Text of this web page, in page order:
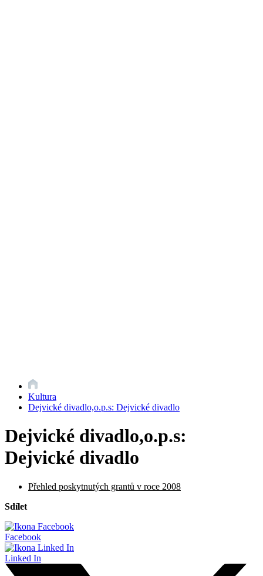
Kultura
Dejvické divadlo,o.p.s: Dejvické divadlo
Dejvické divadlo,o.p.s:
Dejvické divadlo
Přehled poskytnutých grantů v roce 2008
Sdílet
Facebook
Linked In